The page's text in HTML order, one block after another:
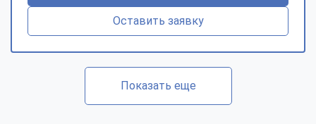
Оставить заявку
Показать еще